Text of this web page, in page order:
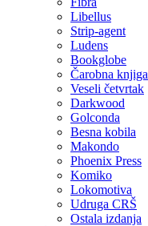
Libellus
Strip-agent
Ludens
Bookglobe
Čarobna knjiga
Veseli četvrtak
Darkwood
Golconda
Besna kobila
Makondo
Phoenix Press
Komiko
Lokomotiva
Udruga CRŠ
Ostala izdanja